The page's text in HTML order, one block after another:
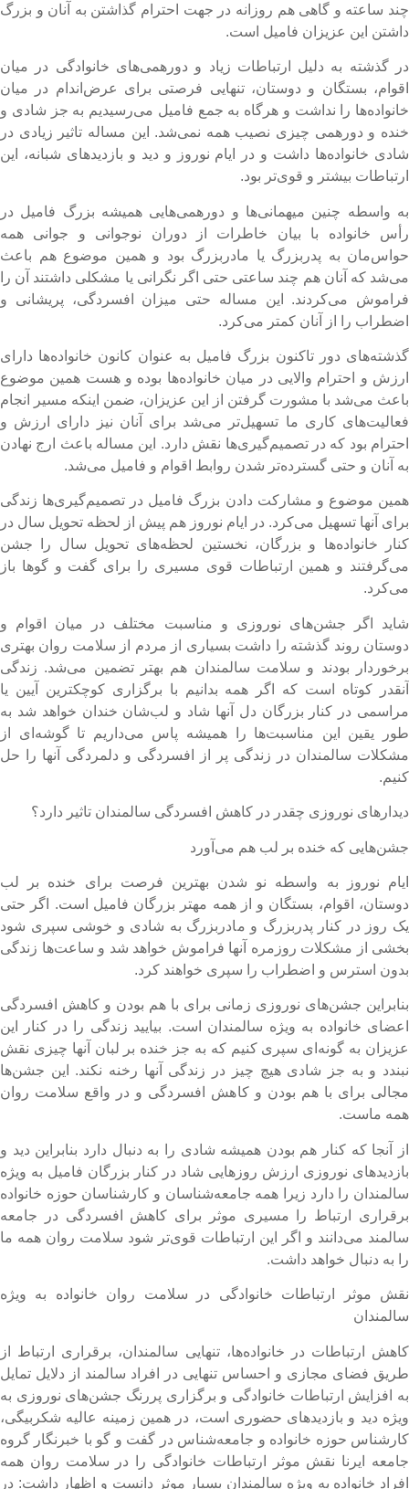
ساعته و گاهی هم روزانه در جهت احترام گذاشتن به آنان و بزرگ
این عزیزان فامیل است.
گذشته به دلیل ارتباطات زیاد و دورهمی‌های خانوادگی در میان
‌بستگان و دوستان، ‌تنهایی فرصتی برای عرض‌اندام در میان
را نداشت و هرگاه به جمع فامیل می‌رسیدیم به جز شادی و
و دورهمی چیزی نصیب همه نمی‌شد. این مساله تاثیر زیادی در
خانواده‌ها داشت و در ایام نوروز و دید و بازدیدهای شبانه، این
بیشتر و قوی‌تر بود.
واسطه چنین میهمانی‌ها و دورهمی‌هایی همیشه بزرگ فامیل در
خانواده با بیان خاطرات از دوران نوجوانی و جوانی همه
به پدربزرگ یا مادربزرگ بود و همین موضوع هم باعث
که آنان هم چند ساعتی حتی اگر نگرانی یا مشکلی داشتند آن را
می‌کردند. این مساله حتی میزان افسردگی، پریشانی و
را از آنان کمتر می‌کرد.
دور تاکنون بزرگ فامیل به عنوان کانون خانواده‌ها دارای
و احترام والایی در میان خانواده‌ها بوده و هست همین موضوع
می‌شد با مشورت گرفتن از این عزیزان،‌ ضمن اینکه مسیر انجام
کاری ما تسهیل‌تر می‌شد برای آنان نیز دارای ارزش و
بود که در تصمیم‌گیری‌ها نقش دارد. این مساله باعث ارج نهادن
آنان و حتی گسترده‌تر شدن روابط اقوام و فامیل می‌شد.
موضوع و مشارکت دادن بزرگ فامیل در تصمیم‌گیری‌ها زندگی
آنها تسهیل می‌کرد. در ایام نوروز هم پیش از لحظه تحویل سال در
خانواده‌ها و بزرگان،‌ نخستین لحظه‌های تحویل سال را جشن
و همین ارتباطات قوی مسیری را برای گفت‌ و گوها باز
اگر جشن‌های نوروزی و مناسبت مختلف در میان اقوام و
روند گذشته را داشت بسیاری از مردم از سلامت روان بهتری
بودند و سلامت سالمندان هم بهتر تضمین می‌شد. زندگی
کوتاه است که اگر همه بدانیم با برگزاری کوچکترین آیین یا
در کنار بزرگان دل آنها شاد و لب‌شان خندان خواهد شد به
یقین این مناسبت‌ها را همیشه پاس می‌داریم تا گوشه‌ای از
سالمندان در زندگی پر از افسردگی و دلمردگی آنها را حل
نوروزی چقدر در کاهش افسردگی سالمندان تاثیر دارد؟
که خنده بر لب هم می‌آورد
نوروز به واسطه نو شدن بهترین فرصت برای خنده بر لب
اقوام، ‌بستگان و از همه مهتر بزرگان فامیل است. اگر حتی
روز در کنار پدربزرگ و مادربزرگ به شادی و خوشی سپری شود
از مشکلات روزمره آنها فراموش خواهد شد و ساعت‌ها زندگی
استرس و اضطراب را سپری خواهند کرد.
جشن‌های نوروزی زمانی برای با هم بودن و کاهش افسردگی
خانواده به ویژه سالمندان است. بیایید زندگی را در کنار این
به گونه‌ای سپری کنیم که به جز خنده بر لبان آنها چیزی نقش
و به جز شادی هیچ چیز در زندگی آنها رخنه نکند. این جشن‌ها
برای با هم بودن و کاهش افسردگی و در واقع سلامت روان
ماست.
آنجا که کنار هم بودن همیشه شادی را به دنبال دارد بنابراین دید و
نوروزی ارزش روزهایی شاد در کنار بزرگان فامیل به ویژه
را دارد زیرا همه جامعه‌شناسان و کارشناسان حوزه خانواده
ارتباط را مسیری موثر برای کاهش افسردگی در جامعه
می‌دانند و اگر این ارتباطات قوی‌تر شود سلامت روان همه ما
به دنبال خواهد داشت.
موثر ارتباطات خانوادگی در سلامت روان خانواده به ویژه
ارتباطات در خانواده‌ها،‌ تنهایی سالمندان، برقراری ارتباط از
فضای مجازی و احساس تنهایی در افراد سالمند از دلایل تمایل
افزایش ارتباطات خانوادگی و برگزاری پررنگ جشن‌های نوروزی به
دید و بازدیدهای حضوری است،‌ در همین زمینه عالیه شکربیگی،‌
حوزه خانواده و جامعه‌شناس در گفت و گو با خبرنگار گروه
ایرنا نقش موثر ارتباطات خانوادگی را در سلامت روان همه
خانواده به ویژه سالمندان بسیار موثر دانست و اظهار داشت: در